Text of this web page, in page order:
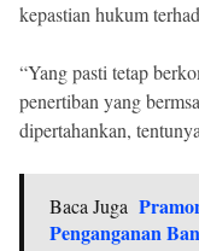
kepastian hukum
“Yang pasti tetap
penertiban yang
dipertahankan,
Baca Juga
Penganganan